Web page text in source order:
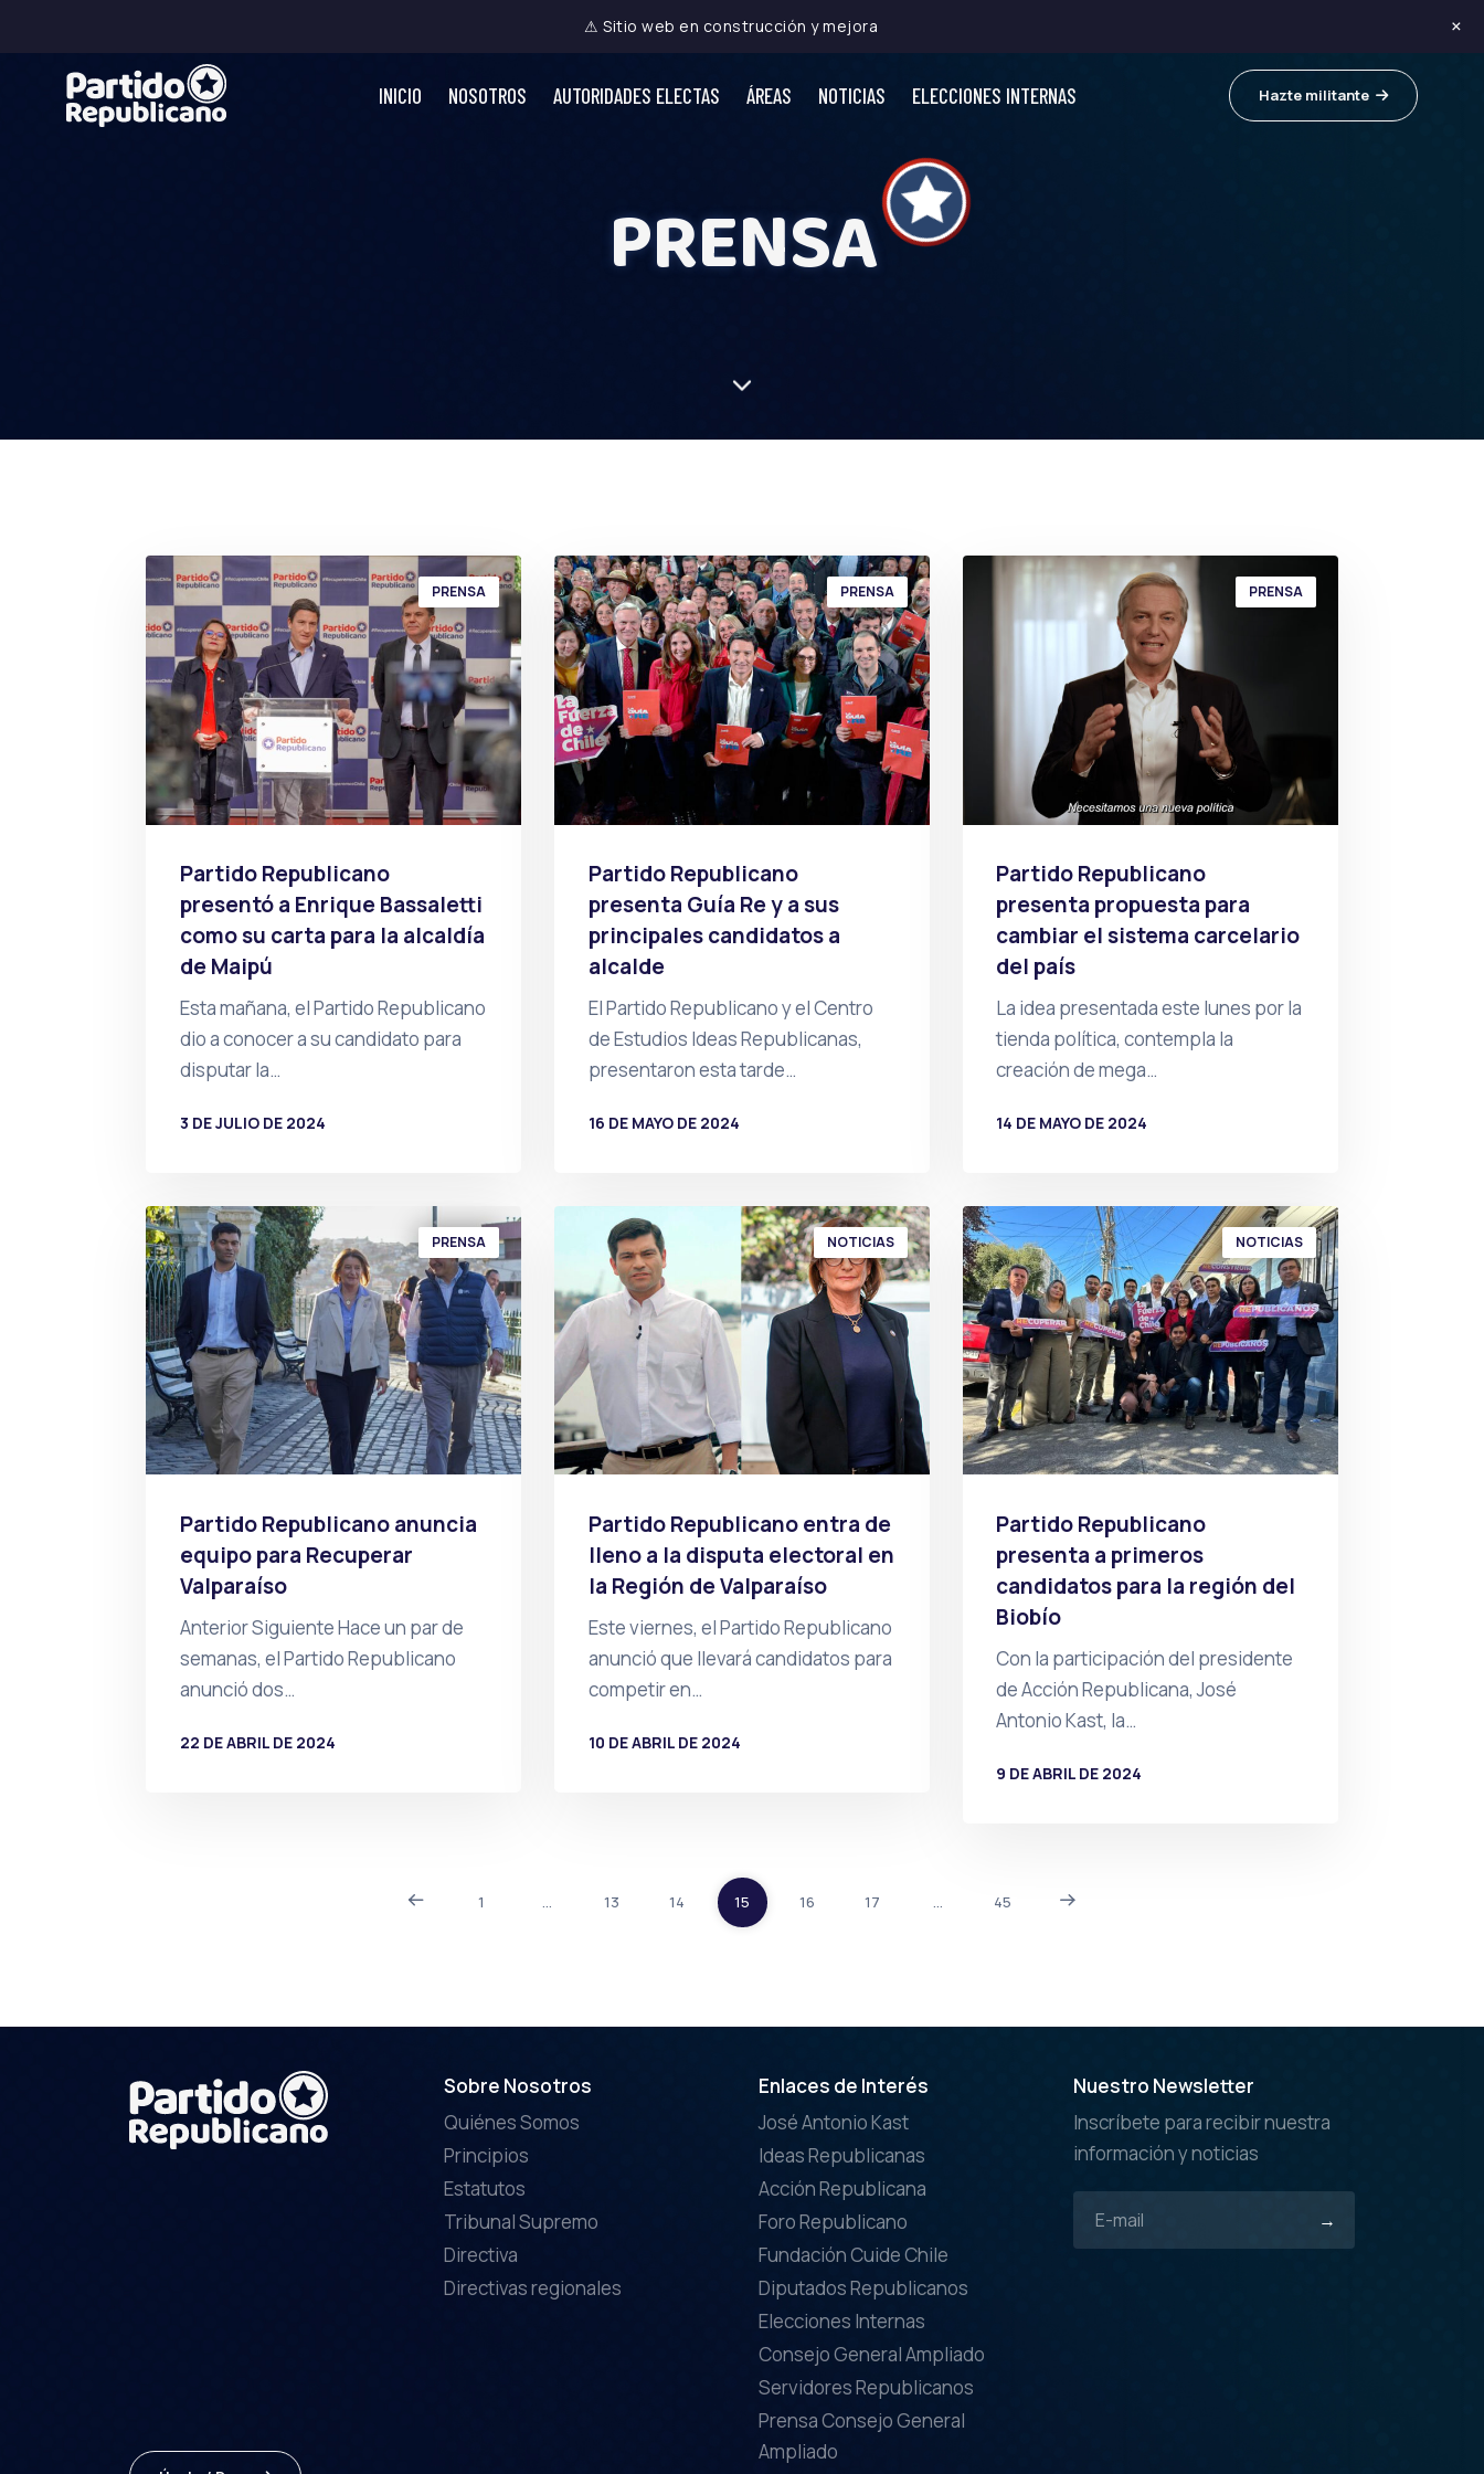
⚠ Sitio web en construcción y mejora ×
INICIO NOSOTROS AUTORIDADES ELECTAS ÁREAS NOTICIAS ELECCIONES INTERNAS Hazte militante
PRENSA
PRENSA
Partido Republicano
presentó a Enrique Bassaletti
como su carta para la alcaldía
de Maipú
Esta mañana, el Partido Republicano
dio a conocer a su candidato para
disputar la…
3 DE JULIO DE 2024
PRENSA
Partido Republicano
presenta Guía Re y a sus
principales candidatos a
alcalde
El Partido Republicano y el Centro
de Estudios Ideas Republicanas,
presentaron esta tarde…
16 DE MAYO DE 2024
PRENSA
Partido Republicano
presenta propuesta para
cambiar el sistema carcelario
del país
La idea presentada este lunes por la
tienda política, contempla la
creación de mega…
14 DE MAYO DE 2024
PRENSA
Partido Republicano anuncia
equipo para Recuperar
Valparaíso
Anterior Siguiente Hace un par de
semanas, el Partido Republicano
anunció dos…
22 DE ABRIL DE 2024
NOTICIAS
Partido Republicano entra de
lleno a la disputa electoral en
la Región de Valparaíso
Este viernes, el Partido Republicano
anunció que llevará candidatos para
competir en…
10 DE ABRIL DE 2024
NOTICIAS
Partido Republicano
presenta a primeros
candidatos para la región del
Biobío
Con la participación del presidente
de Acción Republicana, José
Antonio Kast, la…
9 DE ABRIL DE 2024
1 … 13 14 15 16 17 … 45
Sobre Nosotros
Quiénes Somos
Principios
Estatutos
Tribunal Supremo
Directiva
Directivas regionales
Enlaces de Interés
José Antonio Kast
Ideas Republicanas
Acción Republicana
Foro Republicano
Fundación Cuide Chile
Diputados Republicanos
Elecciones Internas
Consejo General Ampliado
Servidores Republicanos
Prensa Consejo General
Ampliado
Nuestro Newsletter
Inscríbete para recibir nuestra
información y noticias